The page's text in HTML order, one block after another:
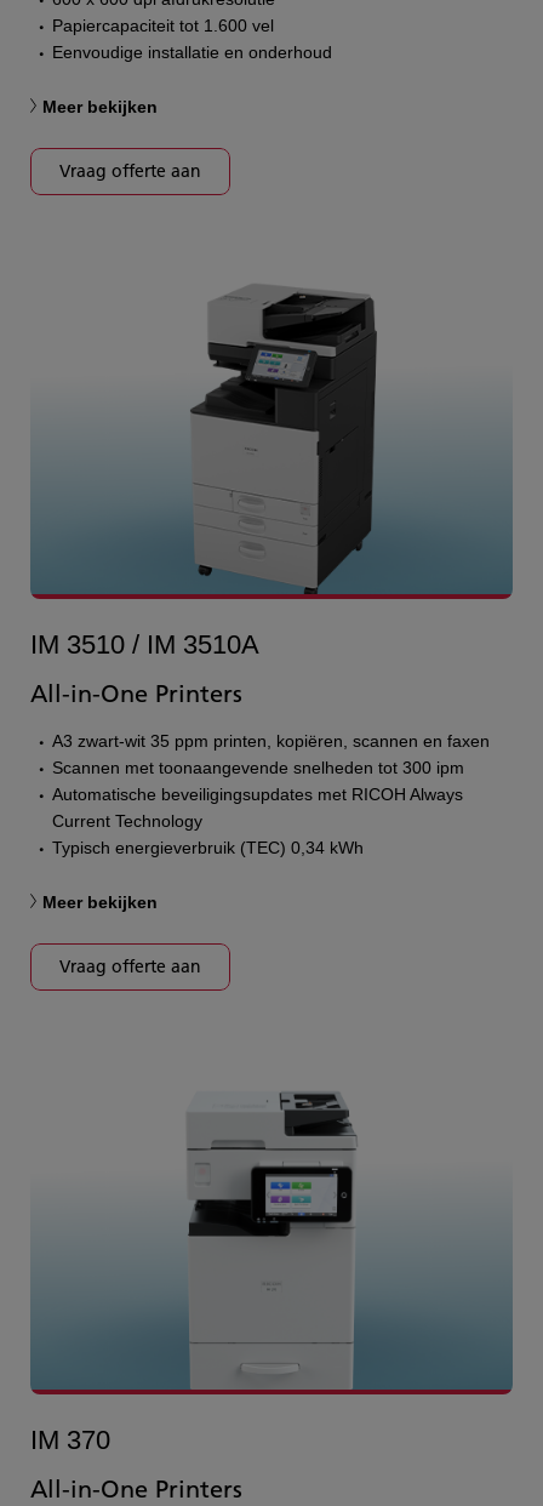
Papiercapaciteit tot 1.600 vel
Eenvoudige installatie en onderhoud
Meer bekijken
Vraag offerte aan
IM 3510 / IM 3510A
All-in-One Printers
A3 zwart-wit 35 ppm printen, kopiëren, scannen en faxen
Scannen met toonaangevende snelheden tot 300 ipm
Automatische beveiligingsupdates met RICOH Always
Current Technology
Typisch energieverbruik (TEC) 0,34 kWh
Meer bekijken
Vraag offerte aan
IM 370
All-in-One Printers